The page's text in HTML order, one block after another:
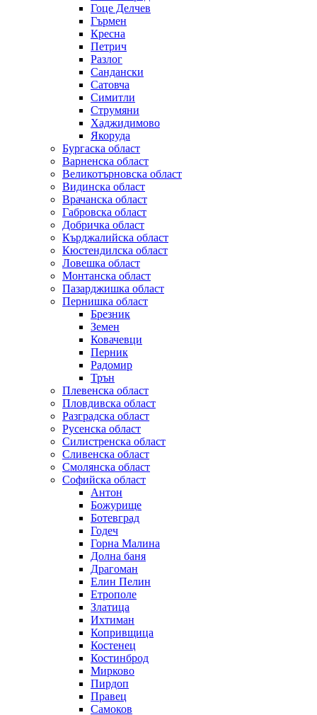
Гоце Делчев
Гърмен
Кресна
Петрич
Разлог
Сандански
Сатовча
Симитли
Струмяни
Хаджидимово
Якоруда
Бургаска област
Варненска област
Великотърновска област
Видинска област
Врачанска област
Габровска област
Добричка област
Кърджалийска област
Кюстендилска област
Ловешка област
Монтанска област
Пазарджишка област
Пернишка област
Брезник
Земен
Ковачевци
Перник
Радомир
Трън
Плевенска област
Пловдивска област
Разградска област
Русенска област
Силистренска област
Сливенска област
Смолянска област
Софийска област
Антон
Божурище
Ботевград
Годеч
Горна Малина
Долна баня
Драгоман
Елин Пелин
Етрополе
Златица
Ихтиман
Копривщица
Костенец
Костинброд
Мирково
Пирдоп
Правец
Самоков